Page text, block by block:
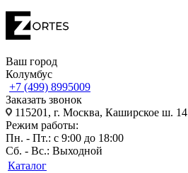
Ваш город
Колумбус
+7 (499) 8995009
Заказать звонок
115201, г. Москва, Каширское ш. 14
Режим работы:
Пн. - Пт.: с 9:00 до 18:00
Сб. - Вс.: Выходной
Каталог